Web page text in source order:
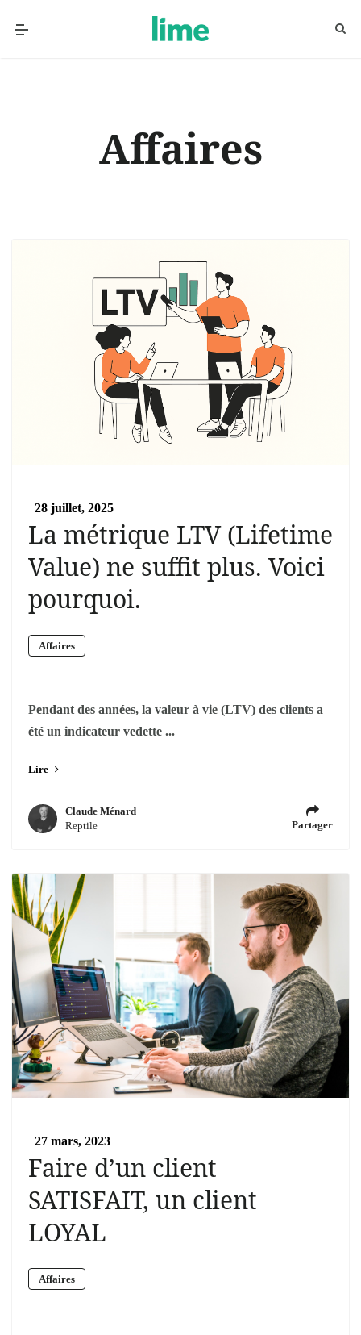
Affaires
28 juillet, 2025
La métrique LTV (Lifetime
Value) ne suffit plus. Voici
pourquoi.
Affaires
Pendant des années, la valeur à vie (LTV) des clients a
été un indicateur vedette ...
Lire
Claude Ménard
Reptile
Partager
27 mars, 2023
Faire d’un client
SATISFAIT, un client
LOYAL
Affaires